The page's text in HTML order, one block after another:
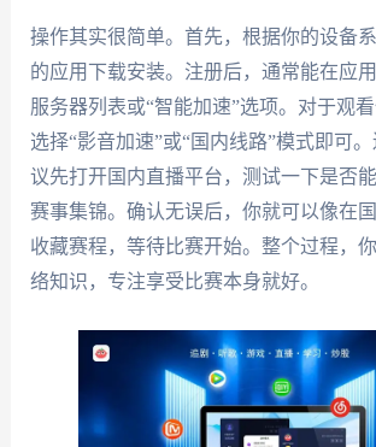
操作其实很简单。首先，根据你的设备
的应用下载安装。注册后，通常能在应
服务器列表或“智能加速”选项。对于观
选择“影音加速”或“国内线路”模式即可
议先打开国内直播平台，测试一下是否
赛事集锦。确认无误后，你就可以像在
收藏赛程，等待比赛开始。整个过程，
络知识，专注享受比赛本身就好。